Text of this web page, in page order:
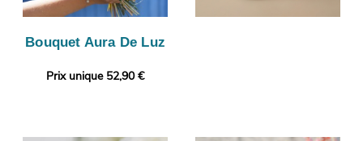
Bouquet Aura De Luz
Prix unique 52,90 €